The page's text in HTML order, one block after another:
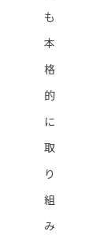
も
本
格
的
に
取
り
組
み